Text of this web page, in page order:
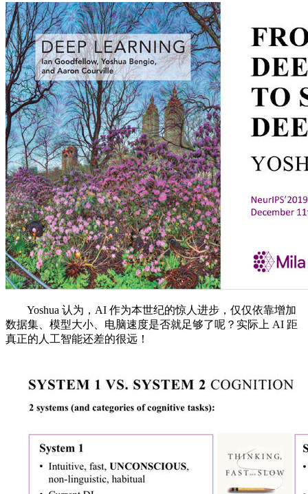
Yoshua 认为，AI 作为本世纪的惊人进步，仅仅依靠增加
数据集、模型大小、电脑速度是否就足够了呢？实际上 AI 距
真正的人工智能还差的很远！